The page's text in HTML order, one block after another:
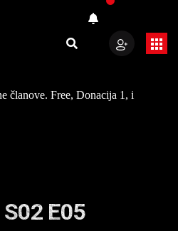
članove. Free, Donacija 1, i
E05